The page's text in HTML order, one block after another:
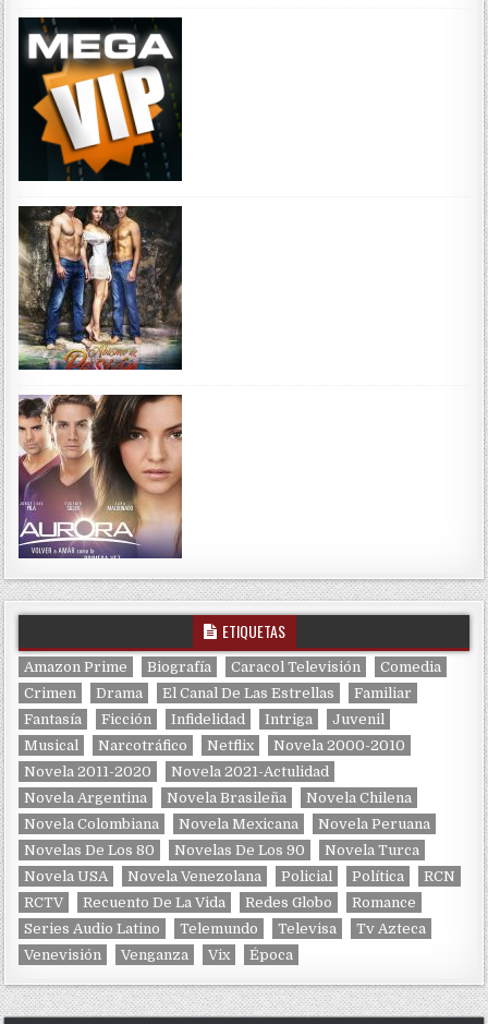
ETIQUETAS
Amazon Prime Biografía Caracol Televisión
Comedia
Crimen
Drama El Canal De Las Estrellas
Familiar
Fantasía
Ficción Infidelidad Intriga
Juvenil
Musical
Narcotráfico Netflix
Novela 2000-2010
Novela 2011-2020
Novela 2021-Actulidad
Novela Argentina
Novela Brasileña
Novela Chilena
Novela Colombiana
Novela Mexicana
Novela Peruana
Novelas De Los 80
Novelas De Los 90
Novela Turca
Novela USA
Novela Venezolana Policial Política
RCN
RCTV
Recuento De La Vida Redes Globo
Romance
Series Audio Latino
Telemundo Televisa
Tv Azteca
Venevisión
Venganza Vix Época